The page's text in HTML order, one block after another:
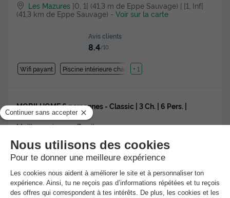
Les Mazures ]0, 1[ (41,3 m de Eppe Sauvage) | [1, Inf[
(41,3 km de Eppe Sauvage) - Voir sur la carte
Avis clients
8.4/10
Wifi payant Piscine intérieure chauffée
+ 1
MOBILHOME 6 personnes - Classic | 3 Ch. | 6 Pers. |
Terrasse surélevée
Meilleur prix pour 7 nuits
506 € 376 €
Voir les hébergements